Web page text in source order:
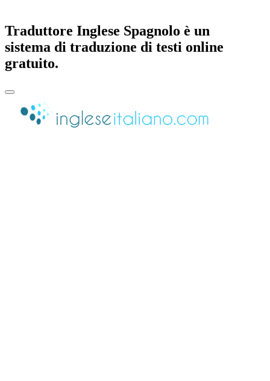
Traduttore Inglese Spagnolo è un
sistema di traduzione di testi online
gratuito.